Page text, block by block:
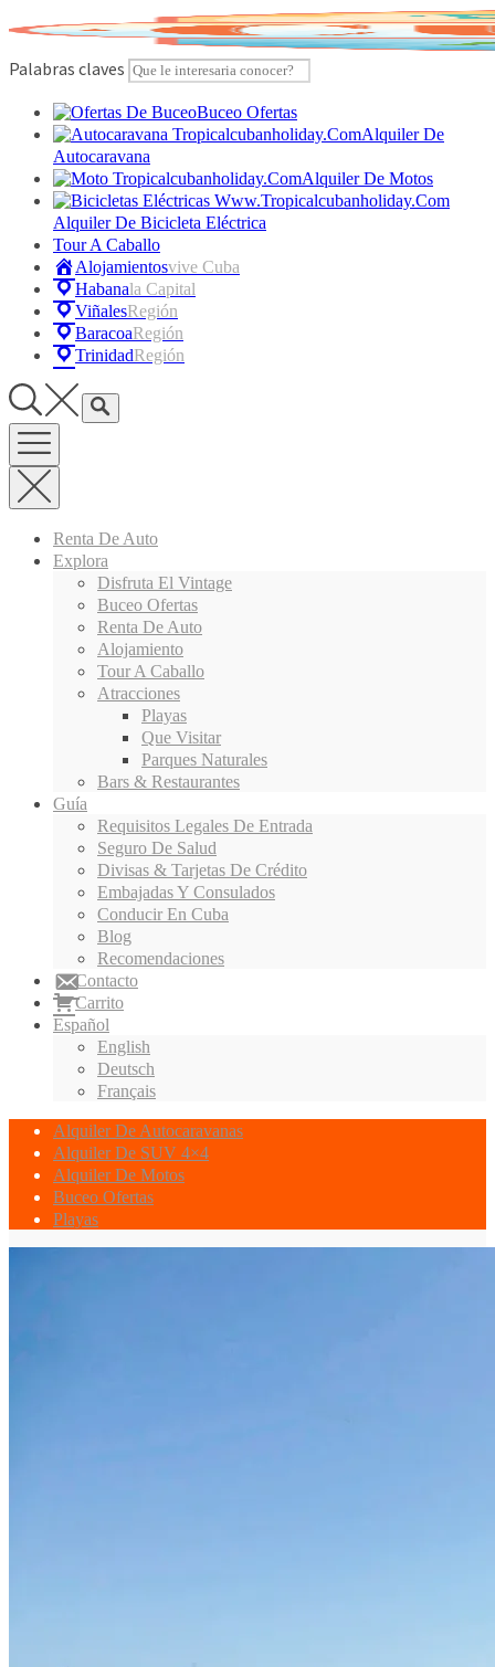
content
Palabras claves
Buceo Ofertas
Alquiler De
Autocaravana
Alquiler De Motos
Alquiler De Bicicleta Eléctrica
Tour A Caballo
AlojamientosVive Cuba
HabanaLa Capital
ViñalesRegión
BaracoaRegión
TrinidadRegión
Renta De Auto
Explora
Disfruta El Vintage
Buceo Ofertas
Renta De Auto
Alojamiento
Tour A Caballo
Atracciones
Playas
Que Visitar
Parques Naturales
Bars & Restaurantes
Guía
Requisitos Legales De Entrada
Seguro De Salud
Divisas & Tarjetas De Crédito
Embajadas Y Consulados
Conducir En Cuba
Blog
Recomendaciones
Contacto
Carrito
Español
English
Deutsch
Français
Alquiler De Autocaravanas
Alquiler De SUV 4×4
Alquiler De Motos
Buceo Ofertas
Playas